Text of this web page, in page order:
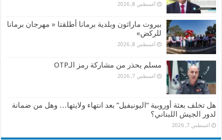
أغسطس 8, 2026
بيروت ماراثون وبلدية برمانا أطلقتا « مهرجان برمانا
للركض»
أغسطس 8, 2026
مسلم يحذر من مشاركة رمز الـOTP
أغسطس 7, 2026
هل تخلف بعثة أوروبية “اليونيفيل” بعد انتهاء ولايتها… وهل من ضمانة
لدور الجيش اللبناني؟
أغسطس 7, 2026